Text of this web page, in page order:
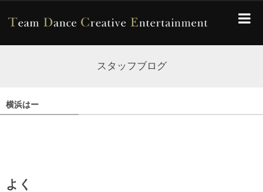
スタッフブログ
横浜はー
よく